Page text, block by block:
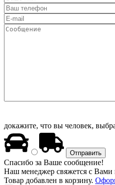
докажите, что вы человек,
Спасибо за Ваше сообщение!
Наш менеджер свяжется с Вами
Товар добавлен в корзину.